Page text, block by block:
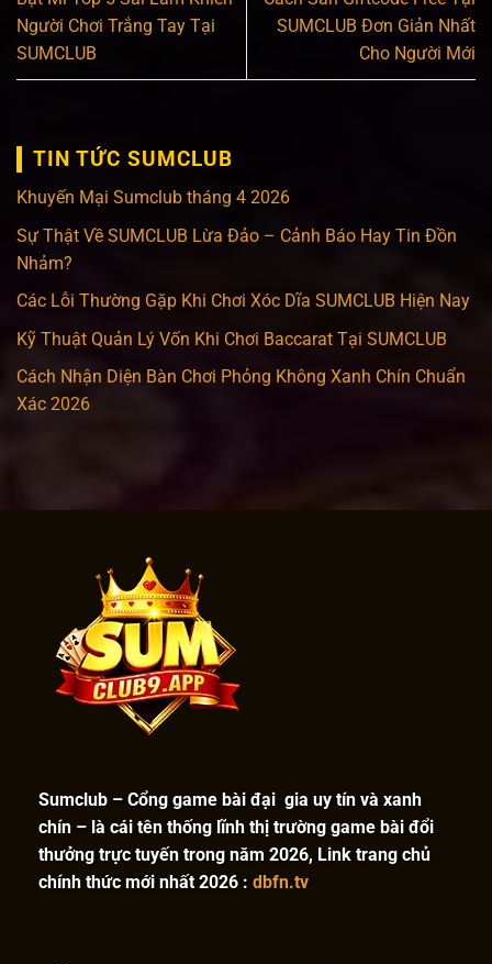
Người Chơi Trắng Tay Tại
SUMCLUB
SUMCLUB Đơn Giản Nhất
Cho Người Mới
TIN TỨC SUMCLUB
Khuyến Mại Sumclub tháng 4 2026
Sự Thật Về SUMCLUB Lừa Đảo – Cảnh Báo Hay Tin Đồn
Nhảm?
Các Lỗi Thường Gặp Khi Chơi Xóc Dĩa SUMCLUB Hiện Nay
Kỹ Thuật Quản Lý Vốn Khi Chơi Baccarat Tại SUMCLUB
Cách Nhận Diện Bàn Chơi Phỏng Không Xanh Chín Chuẩn
Xác 2026
Sumclub – Cổng game bài đại gia uy tín và xanh
chín – là cái tên thống lĩnh thị trường game bài đổi
thưởng trực tuyến trong năm 2026, Link trang chủ
chính thức mới nhất 2026 : dbfn.tv